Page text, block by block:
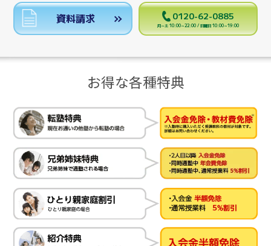
資料請求 0120-62-0885
月～土 10:00～22:00 / 日曜日 10:00～19:00
お得な各種特典